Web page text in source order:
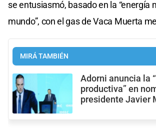
se entusiasmó, basado en la “energía
mundo”, con el gas de Vaca Muerta
MIRÁ TAMBIÉN
Adorni anuncia la
productiva” en
presidente Javier